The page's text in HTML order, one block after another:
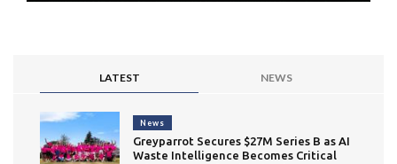
LATEST NEWS
News
Greyparrot Secures $27M Series B as AI
Waste Intelligence Becomes Critical